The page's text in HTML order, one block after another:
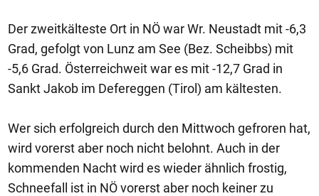
Der zweitkälteste Ort in NÖ war Wr. Neustadt mit -6,3
Grad, gefolgt von Lunz am See (Bez. Scheibbs) mit
-5,6 Grad. Österreichweit war es mit -12,7 Grad in
Sankt Jakob im Defereggen (Tirol) am kältesten.
Wer sich erfolgreich durch den Mittwoch gefroren hat,
wird vorerst aber noch nicht belohnt. Auch in der
kommenden Nacht wird es wieder ähnlich frostig,
Schneefall ist in NÖ vorerst aber noch keiner zu